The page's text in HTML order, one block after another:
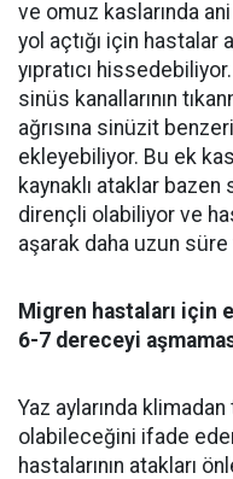
ve omuz kaslarında
yol açtığı için hastalar
yıpratıcı
sinüs kanallarının
ağrısına sinüzit benzeri
ekleyebiliyor. Bu ek
kaynaklı ataklar
dirençli olabiliyor ve
aşarak daha uzun
Migren hastaları için
6-7 dereceyi
Yaz aylarında
olabileceğini ifade
hastalarının atakları